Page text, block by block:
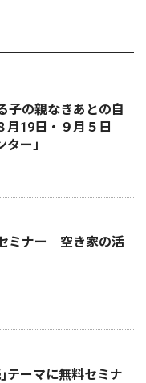
の親なきあとの自
19日・９月５日
ー」
ミナー 空き家の活
テーマに無料セミナ